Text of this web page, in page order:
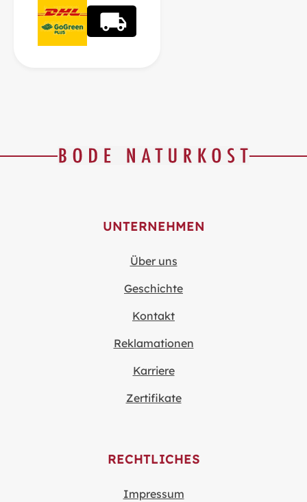
UNTERNEHMEN
Über uns
Geschichte
Kontakt
Reklamationen
Karriere
Zertifikate
RECHTLICHES
Impressum